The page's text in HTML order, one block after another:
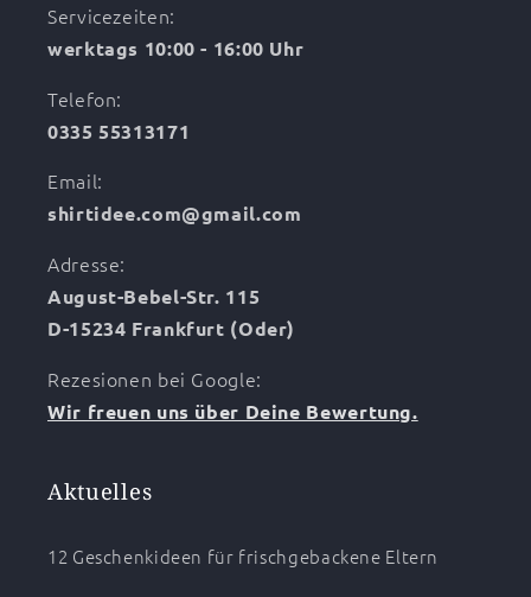
Servicezeiten:
werktags 10:00 - 16:00 Uhr
Telefon:
0335 55313171
Email:
shirtidee.com@gmail.com
Adresse:
August-Bebel-Str. 115
D-15234 Frankfurt (Oder)
Rezesionen bei Google:
Wir freuen uns über Deine Bewertung.
Aktuelles
12 Geschenkideen für frischgebackene Eltern